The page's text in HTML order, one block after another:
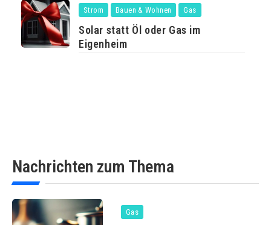
Strom Bauen & Wohnen Gas
Solar statt Öl oder Gas im
Eigenheim
Nachrichten zum Thema
Gas